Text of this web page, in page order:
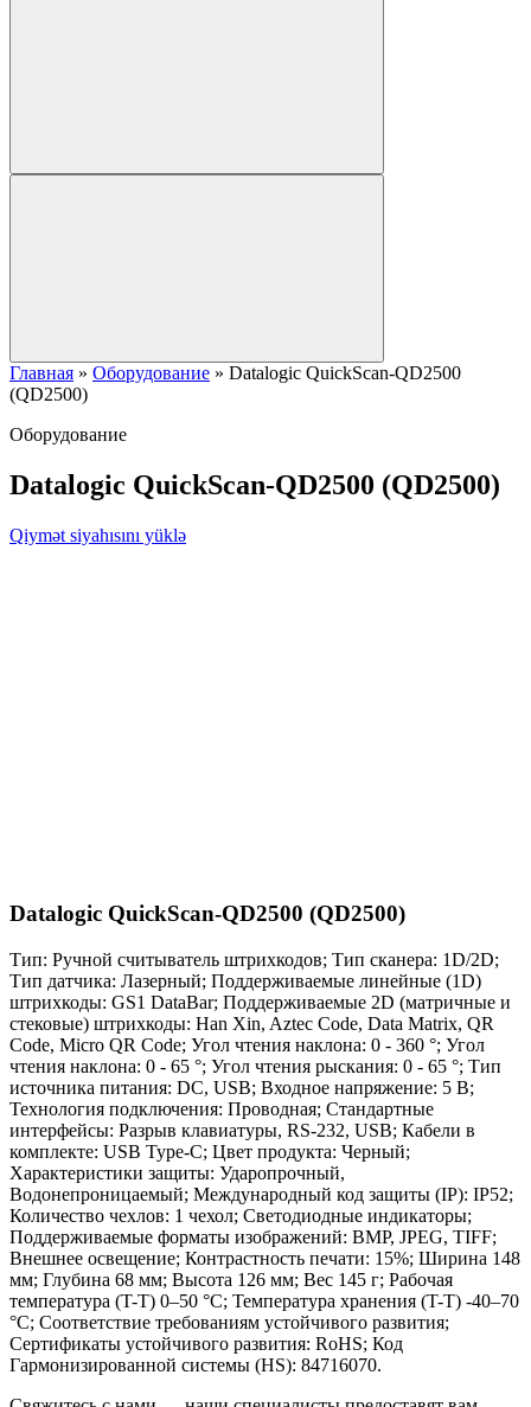
Главная » Оборудование » Datalogic QuickScan-QD2500
(QD2500)
Оборудование
Datalogic QuickScan-QD2500 (QD2500)
Qiymət siyahısını yüklə
Datalogic QuickScan-QD2500 (QD2500)
Тип: Ручной считыватель штрихкодов; Тип сканера: 1D/2D;
Тип датчика: Лазерный; Поддерживаемые линейные (1D)
штрихкоды: GS1 DataBar; Поддерживаемые 2D (матричные и
стековые) штрихкоды: Han Xin, Aztec Code, Data Matrix, QR
Code, Micro QR Code; Угол чтения наклона: 0 - 360 °; Угол
чтения наклона: 0 - 65 °; Угол чтения рыскания: 0 - 65 °; Тип
источника питания: DC, USB; Входное напряжение: 5 В;
Технология подключения: Проводная; Стандартные
интерфейсы: Разрыв клавиатуры, RS-232, USB; Кабели в
комплекте: USB Type-C; Цвет продукта: Черный;
Характеристики защиты: Ударопрочный,
Водонепроницаемый; Международный код защиты (IP): IP52;
Количество чехлов: 1 чехол; Светодиодные индикаторы;
Поддерживаемые форматы изображений: BMP, JPEG, TIFF;
Внешнее освещение; Контрастность печати: 15%; Ширина 148
мм; Глубина 68 мм; Высота 126 мм; Вес 145 г; Рабочая
температура (T-T) 0–50 °C; Температура хранения (T-T) -40–70
°C; Соответствие требованиям устойчивого развития;
Сертификаты устойчивого развития: RoHS; Код
Гармонизированной системы (HS): 84716070.